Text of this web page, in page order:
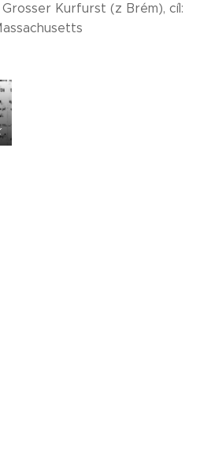
Kurfurst (z Brém), cíl: